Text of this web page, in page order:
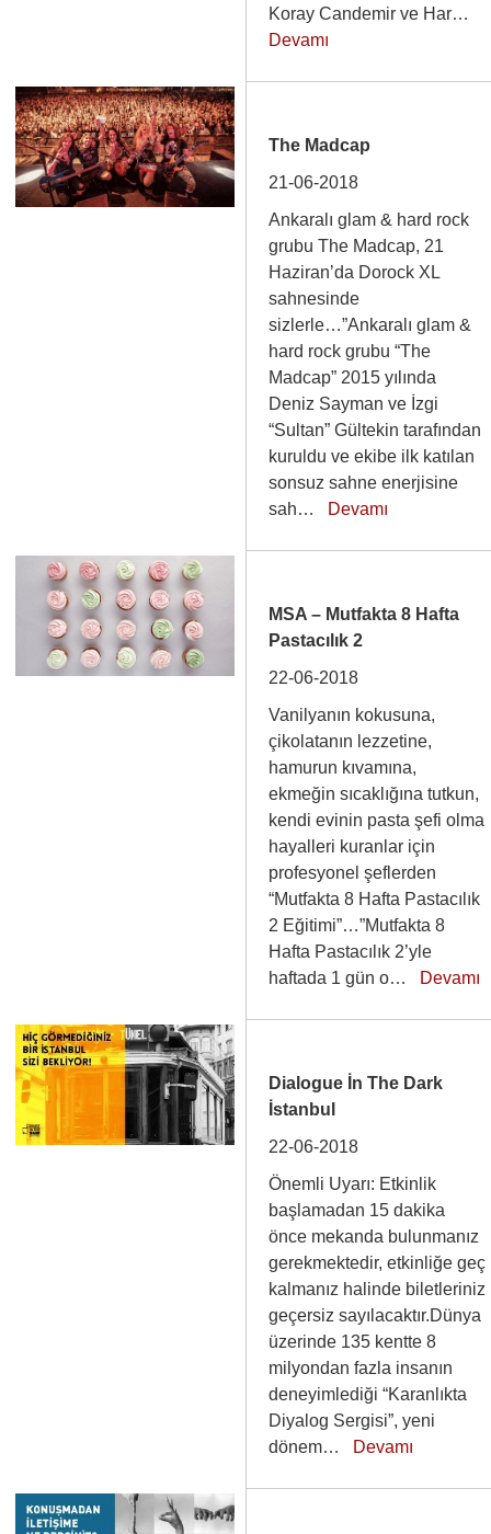
Koray Candemir ve Har…
Devamı
The Madcap
21-06-2018
Ankaralı glam & hard rock
grubu The Madcap, 21
Haziran’da Dorock XL
sahnesinde
sizlerle…”Ankaralı glam &
hard rock grubu “The
Madcap” 2015 yılında
Deniz Sayman ve İzgi
“Sultan” Gültekin tarafından
kuruldu ve ekibe ilk katılan
sonsuz sahne enerjisine
sah… Devamı
MSA – Mutfakta 8 Hafta
Pastacılık 2
22-06-2018
Vanilyanın kokusuna,
çikolatanın lezzetine,
hamurun kıvamına,
ekmeğin sıcaklığına tutkun,
kendi evinin pasta şefi olma
hayalleri kuranlar için
profesyonel şeflerden
“Mutfakta 8 Hafta Pastacılık
2 Eğitimi”…”Mutfakta 8
Hafta Pastacılık 2’yle
haftada 1 gün o… Devamı
Dialogue İn The Dark
İstanbul
22-06-2018
Önemli Uyarı: Etkinlik
başlamadan 15 dakika
önce mekanda bulunmanız
gerekmektedir, etkinliğe geç
kalmanız halinde biletleriniz
geçersiz sayılacaktır.Dünya
üzerinde 135 kentte 8
milyondan fazla insanın
deneyimlediği “Karanlıkta
Diyalog Sergisi”, yeni
dönem… Devamı